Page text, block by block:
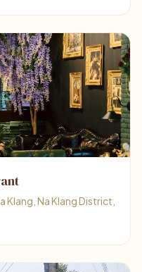
Klang, Na Klang District,